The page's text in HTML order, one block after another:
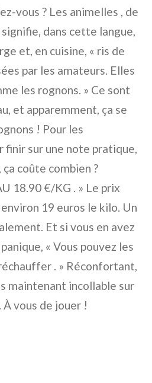
vous ? Les animelles , de
dans cette langue,
et, en cuisine, « ris de
par les amateurs. Elles
les rognons. » Ce sont
et apparemment, ça se
! Pour les
finir sur une note pratique,
coûte combien ?
18.90 €/KG . » Le prix
19 euros le kilo. Un
Et si vous en avez
« Vous pouvez les
. » Réconfortant,
maintenant incollable sur
À vous de jouer !